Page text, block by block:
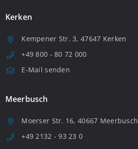
Kerken
Kempener Str. 3, 47647 Kerken
+49 800 - 80 72 000
E-Mail senden
Meerbusch
Moerser Str. 16, 40667 Meerbusch
+49 2132 - 93 23 0